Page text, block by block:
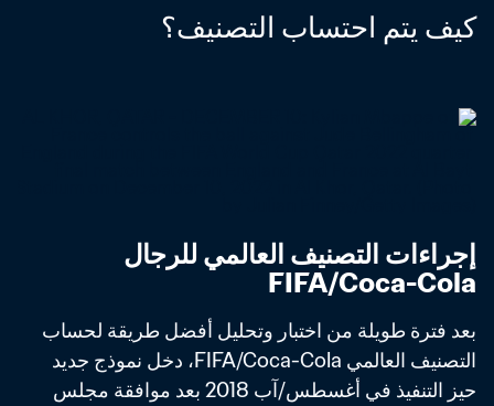
كيف يتم احتساب التصنيف؟
FIFA/Coca-Cola